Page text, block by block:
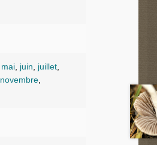
mai, juin, juillet,
novembre,